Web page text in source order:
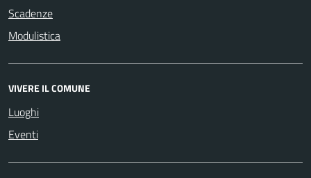
Scadenze
Modulistica
VIVERE IL COMUNE
Luoghi
Eventi